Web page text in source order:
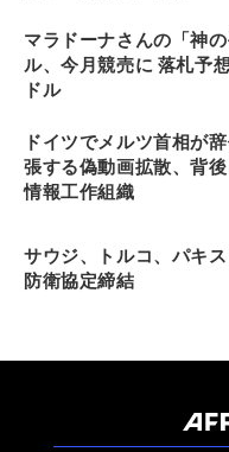
マラドーナさんの「神
ル、今月競売に 落札予
ドル
ドイツでメルツ首相が
張する偽動画拡散、背
情報工作組織
サウジ、トルコ、パキ
防衛協定締結